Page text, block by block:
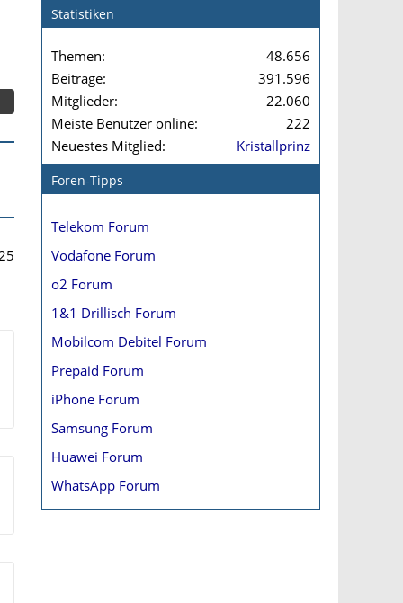
Statistiken
Themen
48.656
Beiträge
391.596
Mitglieder
22.060
Meiste Benutzer online
222
Neuestes Mitglied
Kristallprinz
Foren-Tipps
Telekom Forum
Vodafone Forum
o2 Forum
1&1 Drillisch Forum
Mobilcom Debitel Forum
Prepaid Forum
iPhone Forum
Samsung Forum
Huawei Forum
WhatsApp Forum